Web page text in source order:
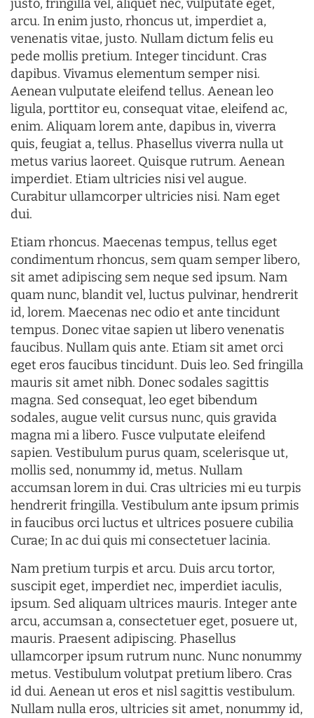
justo, fringilla vel, aliquet nec, vulputate eget,
arcu. In enim justo, rhoncus ut, imperdiet a,
venenatis vitae, justo. Nullam dictum felis eu
pede mollis pretium. Integer tincidunt. Cras
dapibus. Vivamus elementum semper nisi.
Aenean vulputate eleifend tellus. Aenean leo
ligula, porttitor eu, consequat vitae, eleifend ac,
enim. Aliquam lorem ante, dapibus in, viverra
quis, feugiat a, tellus. Phasellus viverra nulla ut
metus varius laoreet. Quisque rutrum. Aenean
imperdiet. Etiam ultricies nisi vel augue.
Curabitur ullamcorper ultricies nisi. Nam eget
dui.
Etiam rhoncus. Maecenas tempus, tellus eget
condimentum rhoncus, sem quam semper libero,
sit amet adipiscing sem neque sed ipsum. Nam
quam nunc, blandit vel, luctus pulvinar, hendrerit
id, lorem. Maecenas nec odio et ante tincidunt
tempus. Donec vitae sapien ut libero venenatis
faucibus. Nullam quis ante. Etiam sit amet orci
eget eros faucibus tincidunt. Duis leo. Sed fringilla
mauris sit amet nibh. Donec sodales sagittis
magna. Sed consequat, leo eget bibendum
sodales, augue velit cursus nunc, quis gravida
magna mi a libero. Fusce vulputate eleifend
sapien. Vestibulum purus quam, scelerisque ut,
mollis sed, nonummy id, metus. Nullam
accumsan lorem in dui. Cras ultricies mi eu turpis
hendrerit fringilla. Vestibulum ante ipsum primis
in faucibus orci luctus et ultrices posuere cubilia
Curae; In ac dui quis mi consectetuer lacinia.
Nam pretium turpis et arcu. Duis arcu tortor,
suscipit eget, imperdiet nec, imperdiet iaculis,
ipsum. Sed aliquam ultrices mauris. Integer ante
arcu, accumsan a, consectetuer eget, posuere ut,
mauris. Praesent adipiscing. Phasellus
ullamcorper ipsum rutrum nunc. Nunc nonummy
metus. Vestibulum volutpat pretium libero. Cras
id dui. Aenean ut eros et nisl sagittis vestibulum.
Nullam nulla eros, ultricies sit amet, nonummy id,